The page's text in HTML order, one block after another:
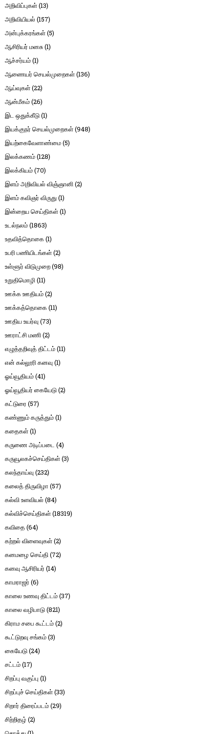
அறிவிப்புகள்(13)
அறிவியியல் (157)
அன்புக்கரங்கள்(5)
ஆசிரியர் மனசு(1)
ஆச்சர்யம்(1)
ஆணையர் செயல்முறைகள்(136)
ஆய்வுகள்(22)
ஆன்மீகம்(26)
இட ஒதுக்கீடு(1)
இயக்குநர் செயல்முறைகள்(948)
இயற்கைவேளாண்மை(5)
இலக்கணம்(128)
இலக்கியம்(70)
இளம் அறிவியல் விஞ்ஞானி(2)
இளம் கவிஞர் விருது(1)
இன்றைய செய்திகள்(1)
உடல்நலம்(1863)
உதவித்தொகை(1)
உபரி பணியிடங்கள்(2)
உள்ளூர் விடுமுறை(98)
உறுதிமொழி(11)
ஊக்க ஊதியம்(2)
ஊக்கத்தொகை(11)
ஊதிய உயர்வு (73)
ஊராட்சி மணி(2)
எழுத்தறிவுத் திட்டம்(11)
என் கல்லூரி கனவு (1)
ஓய்வூதியம்(41)
ஓய்வூதியர் கையேடு(2)
கட்டுரை (57)
கண்ணும் கருத்தும்(1)
கதைகள்(1)
கருணை அடிப்படை (4)
கருவூலகச்செய்திகள்(3)
கலந்தாய்வு (232)
கலைத் திருவிழா (57)
கல்வி உளவியல் (84)
கல்விச்செய்திகள்(18319)
கவிதை(64)
கற்றல் விளைவுகள்(2)
கனமழை செய்தி(72)
கனவு ஆசிரியர் (14)
காமராஜர் (6)
காலை உணவு திட்டம்(37)
காலை வழிபாடு(821)
கிராம சபை கூட்டம்(2)
கூட்டுறவு சங்கம்(3)
கையேடு(24)
சட்டம்(17)
சிறப்பு வகுப்பு (1)
சிறப்புச் செய்திகள்(33)
சிறார் திரைப்படம்(29)
சிற்றிதழ் (2)